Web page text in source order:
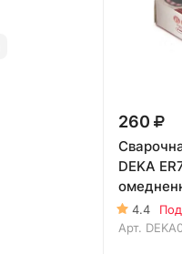
260
DEKA
4.4
Арт.